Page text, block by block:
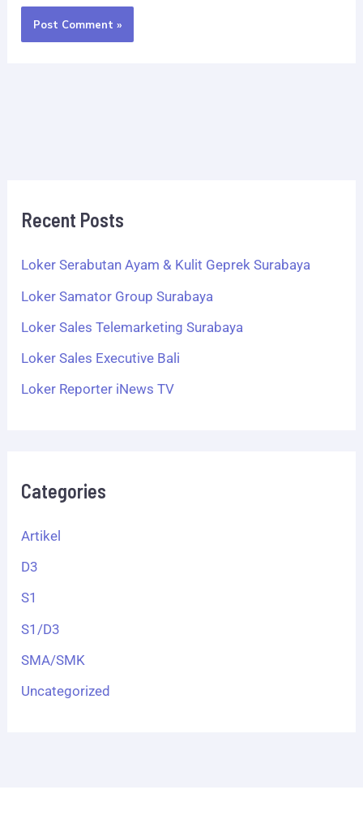
Recent Posts
Loker Serabutan Ayam & Kulit Geprek Surabaya
Loker Samator Group Surabaya
Loker Sales Telemarketing Surabaya
Loker Sales Executive Bali
Loker Reporter iNews TV
Categories
Artikel
D3
S1
S1/D3
SMA/SMK
Uncategorized